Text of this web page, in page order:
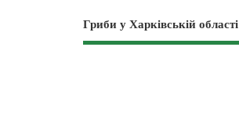
Гриби у Харківській області